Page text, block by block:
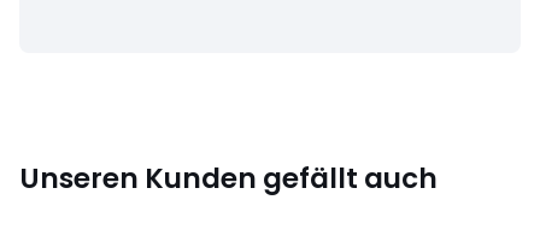
Violett Gestreift, Beige gestreift, Grün Gestreift
Unseren Kunden gefällt auch